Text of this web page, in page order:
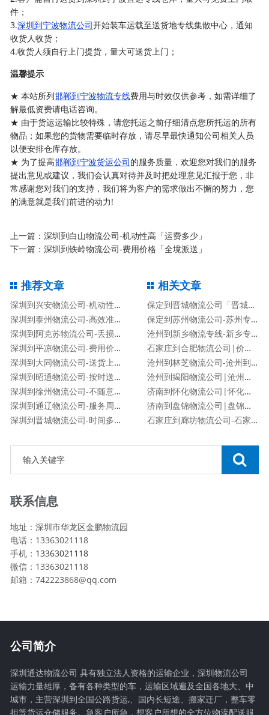
件；
3.深圳到宁波物流公司开始装车运载至送货地专线集散中心，通知
收货人收货；
4.收货人须自行上门提货，量大可送货上门；
温馨提示
★ 本站所列邯郸到宁波物流专线费用与时效仅供参考，如需详细了
解最低资费请电话咨询。
★ 由于货运运输比较特殊，请您托运之前仔细清点您所托运的所有
物品；如果您的货物需要临时存放，请尽早最快通知公司相关人员
以便安排仓库存放。
★ 为了提高邯郸到宁波货运公司的服务质量，欢迎您对我们的服务
提出意见或建议，我们会认真对待并及时把处理意见汇报于您，非
常感谢您对我们的支持，我们将为客户的需求做出不懈的努力，您
的满意就是我们前进的动力!
上一篇：深圳到白山物流公司-机动性高「运费多少」
下一篇：深圳到铁岭物流公司-费用价格「全境派送」
推荐文章
深圳到兴安物流公司-机动性高「运费多少」
深圳到泰州物流公司-高效准时「快运直达」
深圳到阿克苏物流公司-丢损必赔「安全快捷」
深圳到平凉物流公司-费用价格「全境派送」
深圳到大同物流公司-送货上门「费用价格」
深圳到昭通物流公司-按时送达「准时到达」
深圳到徐州物流公司-不随意加价「市县派送」
深圳到通辽物流公司-服务周到「实时监控」
深圳到晋城物流公司-时间多久「机动性高」
相关文章
保定到晋城物流公司「晋城专线」
保定到苏州物流公司-苏州专线
沧州到新乡物流专线-新乡专线
石家庄到合肥物流公司|价格查询
沧州到林芝物流公司-沧州到林芝货运专线
沧州到揭阳物流公司|沧州到揭阳物流专线
济南到怀化物流公司|怀化专线
济南到盘锦物流公司|盘锦专线
石家庄到廊坊物流公司-石家庄到廊坊货运专线
联系信息
地址：深圳市华龙区金鹏物流园
电话：13363021118
手机： 13363021118
微信：13363021118
邮箱：742223868@qq.com
公司简介
深圳通达物流公司 具有独立法人资格的运输企业，深圳物流公司
运输力量雄厚，备有各种类型的车，运输区域遍及全国各地大、中
城市，主营深圳到全国公路货运,、国内长短途、搬家迁厂，整车零
担等货运仓储服务。急客户所急，想客户所想的全方位物流配送服